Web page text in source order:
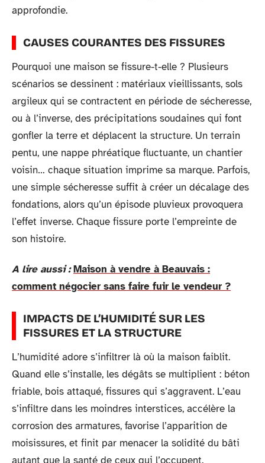
approfondie.
CAUSES COURANTES DES FISSURES
Pourquoi une maison se fissure-t-elle ? Plusieurs
scénarios se dessinent : matériaux vieillissants, sols
argileux qui se contractent en période de sécheresse,
ou à l’inverse, des précipitations soudaines qui font
gonfler la terre et déplacent la structure. Un terrain
pentu, une nappe phréatique fluctuante, un chantier
voisin… chaque situation imprime sa marque. Parfois,
une simple sécheresse suffit à créer un décalage des
fondations, alors qu’un épisode pluvieux provoquera
l’effet inverse. Chaque fissure porte l’empreinte de
son histoire.
A lire aussi : Maison à vendre à Beauvais :
comment négocier sans faire fuir le vendeur ?
IMPACTS DE L’HUMIDITÉ SUR LES
FISSURES ET LA STRUCTURE
L’humidité adore s’infiltrer là où la maison faiblit.
Quand elle s’installe, les dégâts se multiplient : béton
friable, bois attaqué, fissures qui s’aggravent. L’eau
s’infiltre dans les moindres interstices, accélère la
corrosion des armatures, favorise l’apparition de
moisissures, et finit par menacer la solidité du bâti
autant que la santé de ceux qui l’occupent.